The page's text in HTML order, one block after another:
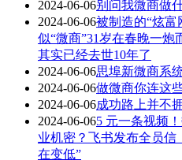
2024-06-06别问我微商做
2024-06-06被制造的“炫富
似“微商”31岁在春晚一炮
其实已经去世10年了
2024-06-06思埠新微商系
2024-06-06做微商你连这
2024-06-06成功路上并不
2024-06-065 元一条视频
业机密？飞书发布全员信
在变低”